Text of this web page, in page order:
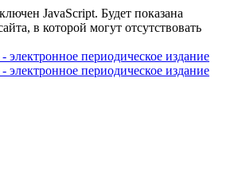
JavaScript. Будет показана
в которой могут отсутствовать